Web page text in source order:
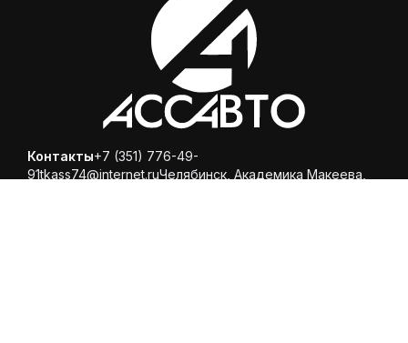
Контакты+7 (351) 776-49-
91tkass74@internet.ruЧелябинск, ​Академика Макеева,